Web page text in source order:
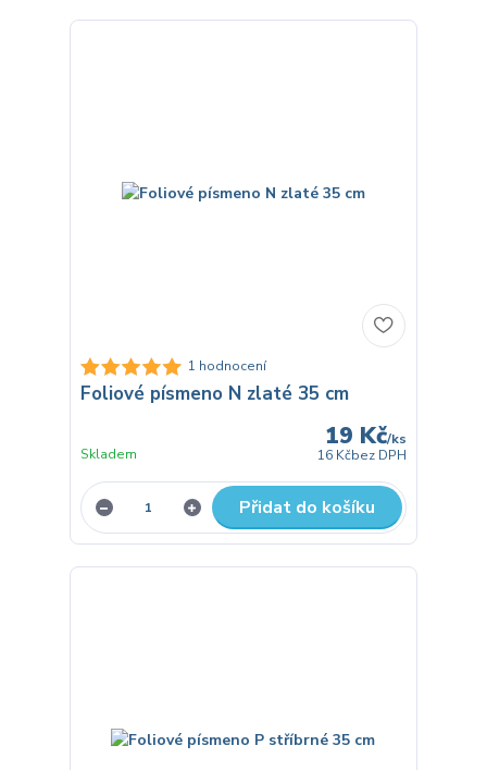
1 hodnocení
Foliové písmeno N zlaté 35 cm
19 Kč/ks
16 Kčbez DPH
Skladem
Přidat do košíku